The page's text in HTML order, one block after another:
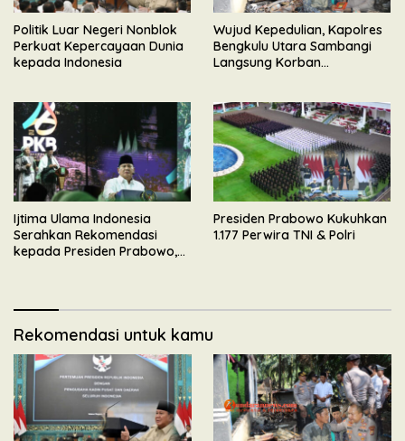
Politik Luar Negeri Nonblok
Perkuat Kepercayaan Dunia
kepada Indonesia
Wujud Kepedulian, Kapolres
Bengkulu Utara Sambangi
Langsung Korban
Ijtima Ulama Indonesia
Serahkan Rekomendasi
kepada Presiden Prabowo,
Presiden Prabowo Kukuhkan
1.177 Perwira TNI & Polri
Rekomendasi untuk kamu